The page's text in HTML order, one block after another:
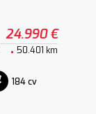
24.990 €
50.401 km
184 cv